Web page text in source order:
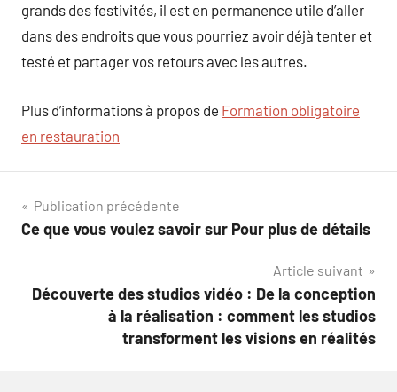
grands des festivités, il est en permanence utile d’aller
dans des endroits que vous pourriez avoir déjà tenter et
testé et partager vos retours avec les autres.
Plus d’informations à propos de Formation obligatoire
en restauration
Navigation
de
Publication précédente
Ce que vous voulez savoir sur Pour plus de détails
Article suivant
Découverte des studios vidéo : De la conception
à la réalisation : comment les studios
transforment les visions en réalités